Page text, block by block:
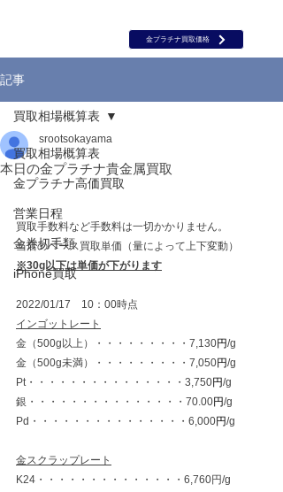
金プラチナ買取価格
記事
買取相場概算表
金プラチナ高価買取
営業日程
金券切手類
iPhone買取
買取相場概算表
本日の金プラチナ貴金属買取
srootsokayama
買取手数料など手数料は一切かかりません。
当店のベース買取単価（量によって上下変動）
※30g以下は単価が下がります
2022/01/17　10：00時点
インゴットレート
金（500g以上）・・・・・・・・・7,130円/g
金（500g未満）・・・・・・・・・7,050円/g
Pt・・・・・・・・・・・・・・・3,750円/g
銀・・・・・・・・・・・・・・・70.00円/g
Pd・・・・・・・・・・・・・・・6,000円/g
金スクラップレート
K24・・・・・・・・・・・・・・6,760円/g